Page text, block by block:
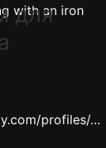
with an iron
для
profiles/…